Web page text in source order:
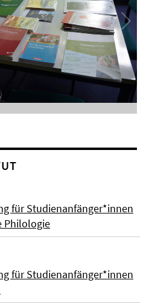
für Studienanfänger*innen
Philologie
für Studienanfänger*innen